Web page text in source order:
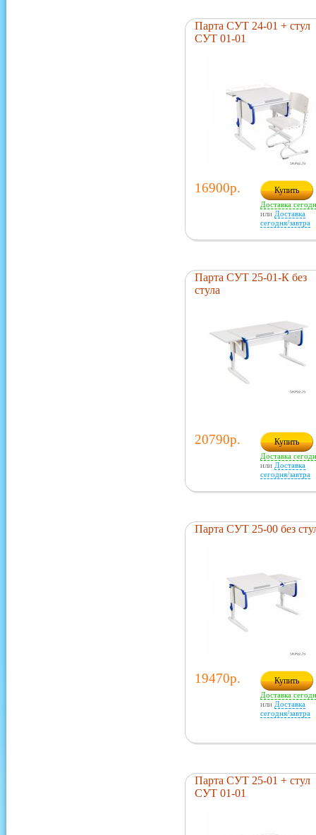
Парта СУТ 24-01 + стул
СУТ 01-01
16900р. Купить
Доставка
или Доставка
сегодня/завтра
Парта СУТ 25-01-К без
стула
20790р. Купить
Доставка
или Доставка
сегодня/завтра
Парта СУТ 25-00 без
19470р. Купить
Доставка
или Доставка
сегодня/завтра
Парта СУТ 25-01 + стул
СУТ 01-01